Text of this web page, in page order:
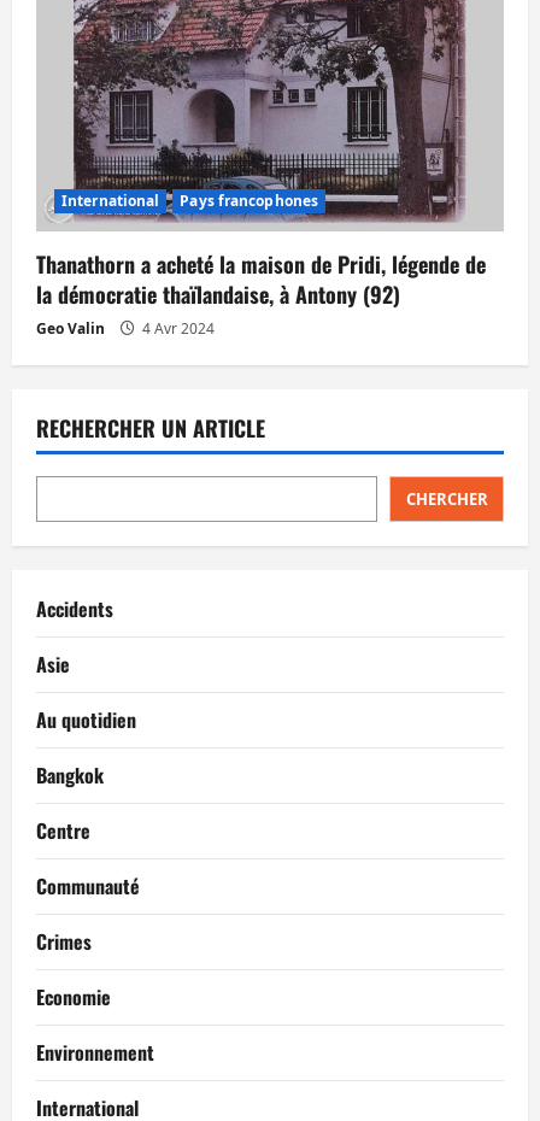
International Pays francophones
Thanathorn a acheté la maison de Pridi, légende de
la démocratie thaïlandaise, à Antony (92)
Geo Valin 4 Avr 2024
RECHERCHER UN ARTICLE
CHERCHER
Accidents
Asie
Au quotidien
Bangkok
Centre
Communauté
Crimes
Economie
Environnement
International